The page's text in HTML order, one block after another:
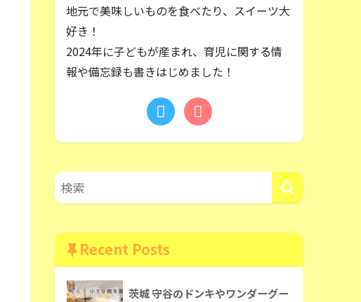
地元で美味しいものを食べたり、スイーツ大
好き！
2024年に子どもが産まれ、育児に関する情
報や備忘録も書きはじめました！
Recent Posts
茨城 守谷のドンキやワンダーグー